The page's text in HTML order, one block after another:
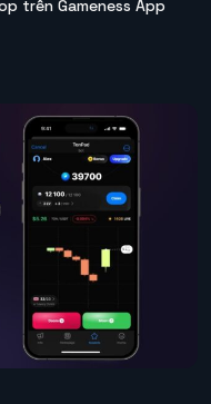
trên Gameness App